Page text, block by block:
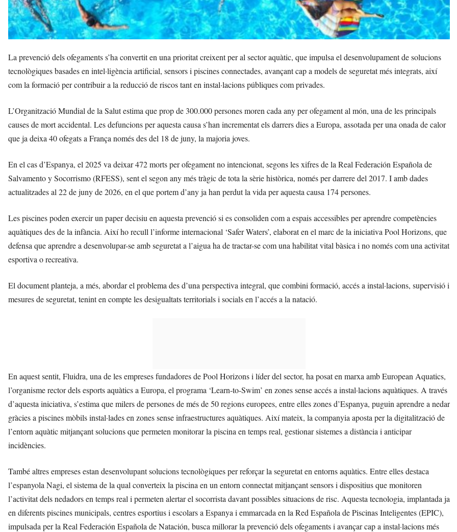
La prevenció dels ofegaments s’ha convertit en una prioritat creixent per al sector aquàtic, que impulsa el desenvolupament de solucions
tecnològiques basades en intel·ligència artificial, sensors i piscines connectades, avançant cap a models de seguretat més integrats, així
com la formació per contribuir a la reducció de riscos tant en instal·lacions públiques com privades.
L’Organització Mundial de la Salut estima que prop de 300.000 persones moren cada any per ofegament al món, una de les principals
causes de mort accidental. Les defuncions per aquesta causa s’han incrementat els darrers dies a Europa, assotada per una onada de calor
que ja deixa 40 ofegats a França només des del 18 de juny, la majoria joves.
En el cas d’Espanya, el 2025 va deixar 472 morts per ofegament no intencionat, segons les xifres de la Real Federación Española de
Salvamento y Socorrismo (RFESS), sent el segon any més tràgic de tota la sèrie històrica, només per darrere del 2017. I amb dades
actualitzades al 22 de juny de 2026, en el que portem d’any ja han perdut la vida per aquesta causa 174 persones.
Les piscines poden exercir un paper decisiu en aquesta prevenció si es consoliden com a espais accessibles per aprendre competències
aquàtiques des de la infància. Així ho recull l’informe internacional ‘Safer Waters’, elaborat en el marc de la iniciativa Pool Horizons, que
defensa que aprendre a desenvolupar-se amb seguretat a l’aigua ha de tractar-se com una habilitat vital bàsica i no només com una activitat
esportiva o recreativa.
El document planteja, a més, abordar el problema des d’una perspectiva integral, que combini formació, accés a instal·lacions, supervisió i
mesures de seguretat, tenint en compte les desigualtats territorials i socials en l’accés a la natació.
En aquest sentit, Fluidra, una de les empreses fundadores de Pool Horizons i líder del sector, ha posat en marxa amb European Aquatics,
l’organisme rector dels esports aquàtics a Europa, el programa ‘Learn-to-Swim’ en zones sense accés a instal·lacions aquàtiques. A través
d’aquesta iniciativa, s’estima que milers de persones de més de 50 regions europees, entre elles zones d’Espanya, puguin aprendre a nedar
gràcies a piscines mòbils instal·lades en zones sense infraestructures aquàtiques. Així mateix, la companyia aposta per la digitalització de
l’entorn aquàtic mitjançant solucions que permeten monitorar la piscina en temps real, gestionar sistemes a distància i anticipar
incidències.
També altres empreses estan desenvolupant solucions tecnològiques per reforçar la seguretat en entorns aquàtics. Entre elles destaca
l’espanyola Nagi, el sistema de la qual converteix la piscina en un entorn connectat mitjançant sensors i dispositius que monitoren
l’activitat dels nedadors en temps real i permeten alertar el socorrista davant possibles situacions de risc. Aquesta tecnologia, implantada ja
en diferents piscines municipals, centres esportius i escolars a Espanya i emmarcada en la Red Española de Piscinas Inteligentes (EPIC),
impulsada per la Real Federación Española de Natación, busca millorar la prevenció dels ofegaments i avançar cap a instal·lacions més